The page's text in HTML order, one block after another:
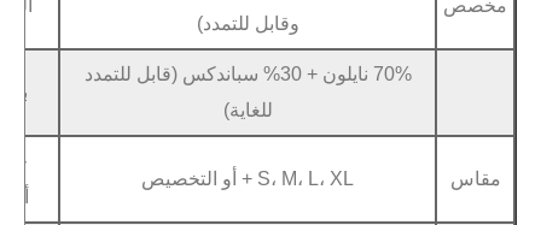
وقابل للتمدد)
70% نايلون + 30% سباندكس (قابل للتمدد
براعة
S، M، L، XL + أو التخصيص
أوديإم
قماش